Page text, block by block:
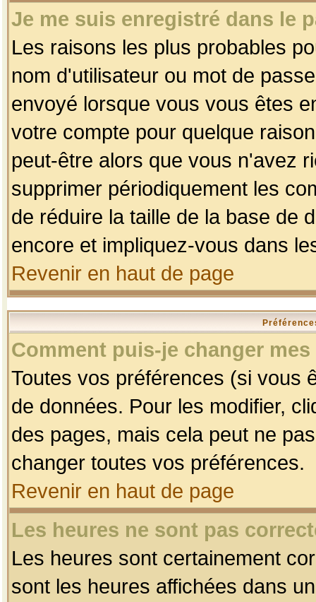
Je me suis enregistré dans le
Les raisons les plus probables
nom d'utilisateur ou mot de
envoyé lorsque vous vous êtes
votre compte pour quelque
peut-être alors que vous n'avez
supprimer périodiquement les
de réduire la taille de la base de
encore et impliquez-vous dans
Revenir en haut de page
Comment puis-je changer
Toutes vos préférences (si vous
de données. Pour les modifier,
des pages, mais cela peut ne
changer toutes vos préférences.
Revenir en haut de page
Les heures ne sont pas
Les heures sont certainement
sont les heures affichées dans